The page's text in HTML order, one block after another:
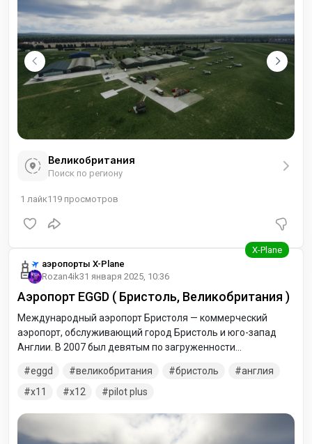
Великобритания
Поиск по региону
1 лайк119 просмотров
аэропорты X-Plane
Rozan4ik31 января 2025, 10:36
Аэропорт EGGD ( Бристоль, Великобритания )
Международный аэропорт Бристоля — коммерческий
аэропорт, обслуживающий город Бристоль и юго-запад
Англии. В 2007 был девятым по загруженности
обслужил 5 926 774 пассажиров и обеспечил 58 741
взлётов-посадок.
eggd великобритания бристоль
англия
x11
x12 pilot plus